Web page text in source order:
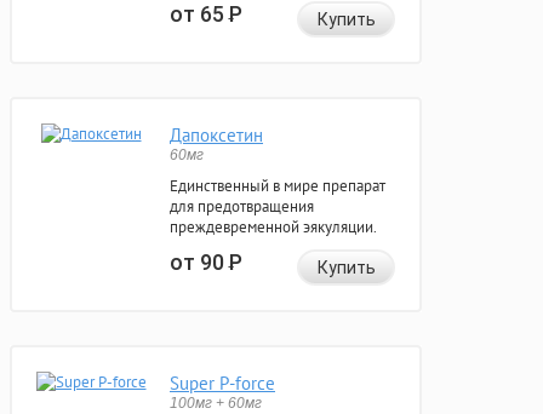
от 65Р Купить
Дапоксетин
60мг
Единственный в мире препарат
для предотвращения
преждевременной эякуляции.
от 90Р Купить
Super P-force
100мг + 60мг